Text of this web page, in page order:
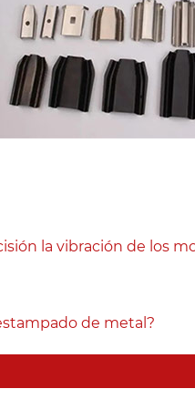
la vibración de los
de metal?